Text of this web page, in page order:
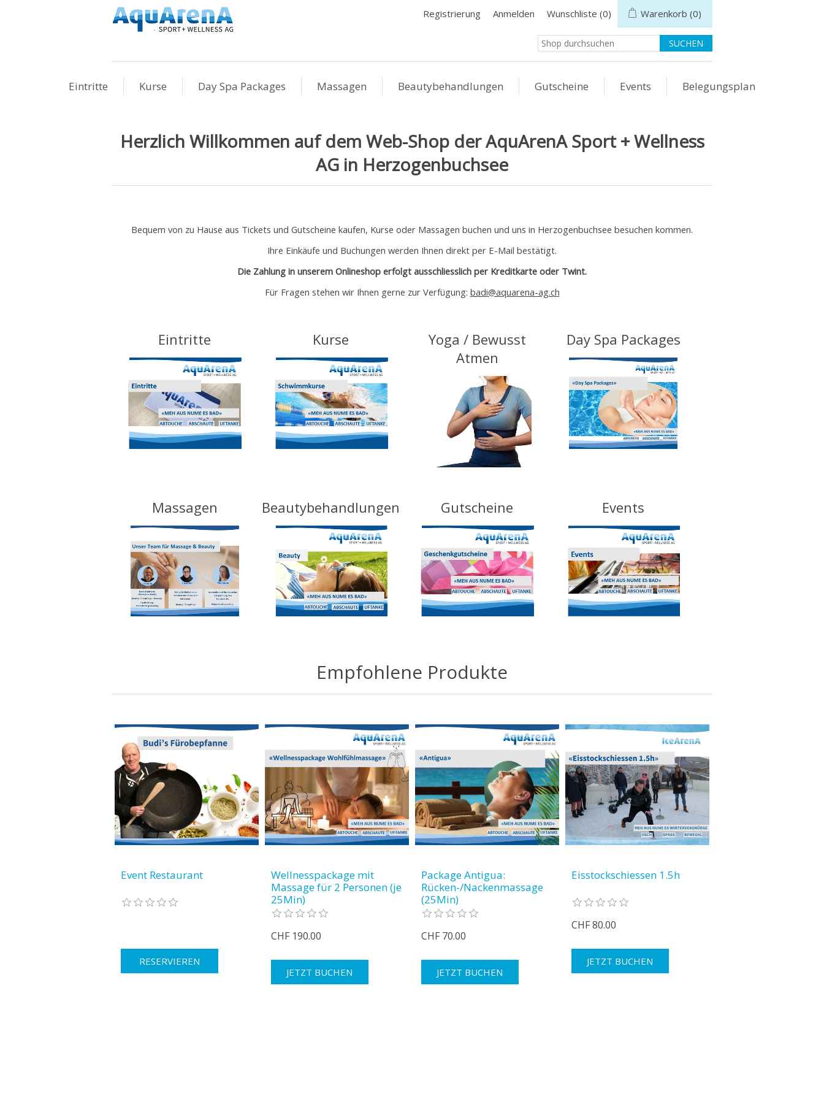
Registrierung Anmelden Wunschliste (0) Warenkorb (0)
Eintritte Kurse Day Spa Packages Massagen Beautybehandlungen Gutscheine Events Belegungsplan
Herzlich Willkommen auf dem Web-Shop der AquArenA Sport + Wellness
AG in Herzogenbuchsee
Bequem von zu Hause aus Tickets und Gutscheine kaufen, Kurse oder Massagen buchen und uns in Herzogenbuchsee besuchen kommen.
Ihre Einkäufe und Buchungen werden Ihnen direkt per E-Mail bestätigt.
Die Zahlung in unserem Onlineshop erfolgt ausschliesslich per Kreditkarte oder Twint.
Für Fragen stehen wir Ihnen gerne zur Verfügung: badi@aquarena-ag.ch
Eintritte Kurse
Yoga / Bewusst
Atmen
Day Spa Packages
Massagen Beautybehandlungen Gutscheine Events
Empfohlene Produkte
Event Restaurant
Wellnesspackage mit
Massage für 2 Personen (je
25Min)
CHF 190.00
Package Antigua:
Rücken-/Nackenmassage
(25Min)
CHF 70.00
Eisstockschiessen 1.5h
CHF 80.00